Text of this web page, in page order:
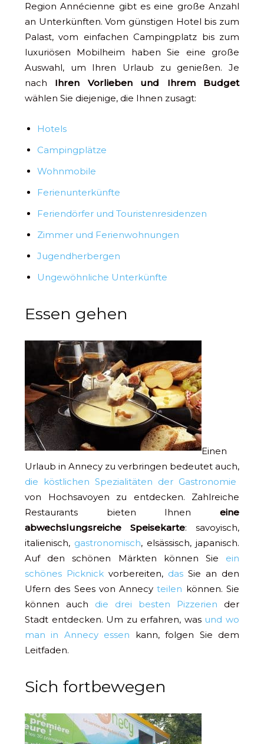
Region Annécienne gibt es eine große Anzahl
an Unterkünften. Vom günstigen Hotel bis zum
Palast, vom einfachen Campingplatz bis zum
luxuriösen Mobilheim haben Sie eine große
Auswahl, um Ihren Urlaub zu genießen. Je
nach Ihren Vorlieben und Ihrem Budget
wählen Sie diejenige, die Ihnen zusagt:
Hotels
Campingplätze
Wohnmobile
Ferienunterkünfte
Feriendörfer und Touristenresidenzen
Zimmer und Ferienwohnungen
Jugendherbergen
Ungewöhnliche Unterkünfte
Essen gehen
Einen
Urlaub in Annecy zu verbringen bedeutet auch,
die köstlichen Spezialitäten der Gastronomie
von Hochsavoyen zu entdecken. Zahlreiche
Restaurants bieten Ihnen eine
abwechslungsreiche Speisekarte: savoyisch,
italienisch, gastronomisch, elsässisch, japanisch.
Auf den schönen Märkten können Sie ein
schönes Picknick vorbereiten, das Sie an den
Ufern des Sees von Annecyteilen können. Sie
können auch die drei besten Pizzerien der
Stadt entdecken. Um zu erfahren, was und wo
man in Annecy essen kann, folgen Sie dem
Leitfaden.
Sich fortbewegen